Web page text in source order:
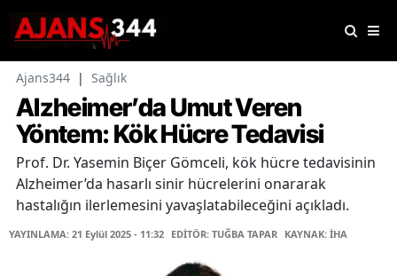
Ajans344 | Sağlık
Alzheimer’da Umut Veren
Yöntem: Kök Hücre Tedavisi
Prof. Dr. Yasemin Biçer Gömceli, kök hücre tedavisinin
Alzheimer’da hasarlı sinir hücrelerini onararak
hastalığın ilerlemesini yavaşlatabileceğini açıkladı.
YAYINLAMA: 21 Eylül 2025 - 11:32 EDİTÖR: TUĞBA TAPAR KAYNAK: İHA